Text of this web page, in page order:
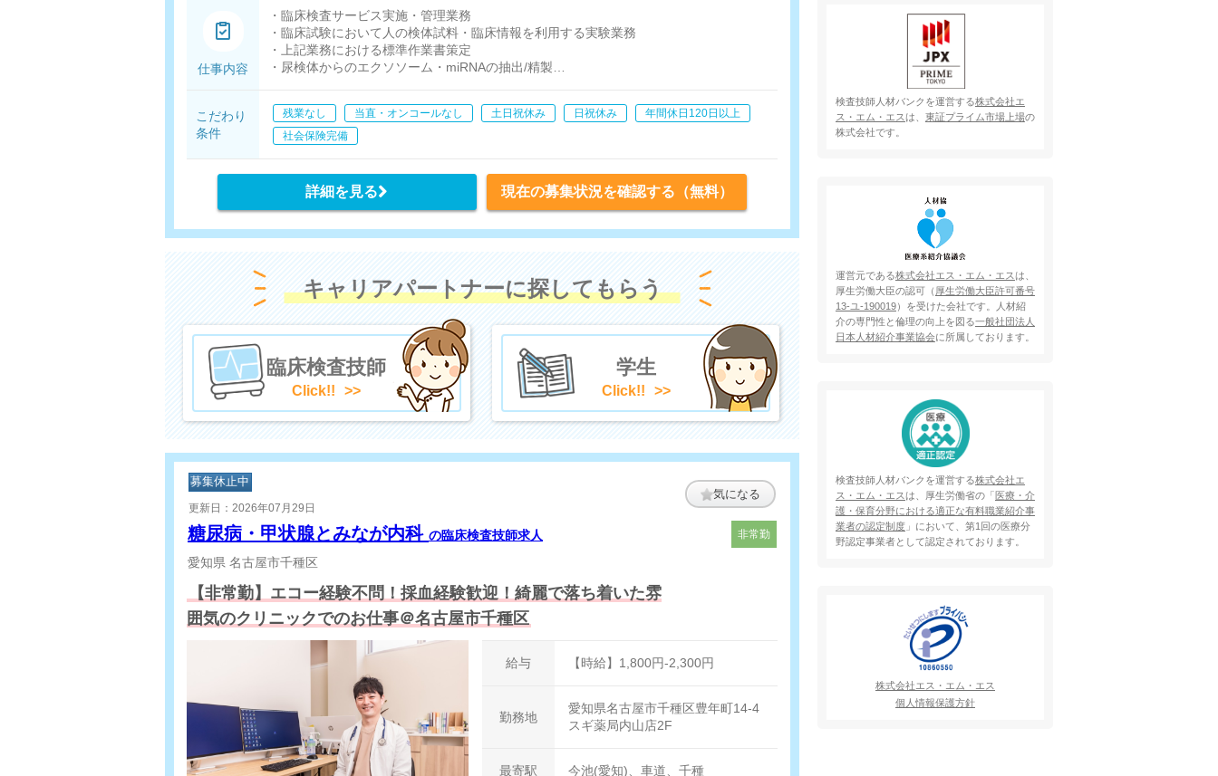
仕事内容
・臨床検査サービス実施・管理業務
・臨床試験において人の検体試料・臨床情報を利用する実験業務
・上記業務における標準作業書策定
・尿検体からのエクソソーム・miRNAの抽出/精製
・miRNA/タンパク質の定量分析
こだわり
条件
残業なし 当直・オンコールなし 土日祝休み 日祝休み
年間休日120日以上
社会保険完備
詳細を見る 現在の募集状況を確認する（無料）
キャリアパートナーに探してもらう
臨床検査技師
Click!!
学生
Click!!
募集休止中
更新日：2026年07月29日
気になる
糖尿病・甲状腺とみなが内科 の臨床検査技師求人 非常勤
愛知県 名古屋市千種区
【非常勤】エコー経験不問！採血経験歓迎！綺麗で落ち着いた雰
囲気のクリニックでのお仕事＠名古屋市千種区
給与 【時給】1,800円-2,300円
勤務地
愛知県名古屋市千種区豊年町14-4
スギ薬局内山店2F
最寄駅 今池(愛知)、車道、千種
検査技師人材バンクを運営する株式会社エ
ス・エム・エスは、 東証プライム市場上場の
株式会社です。
運営元である株式会社エス・エム・エスは、
厚生労働大臣の認可（ 厚生労働大臣許可番号
13-ユ-190019）を受けた会社です。人材紹
介の専門性と倫理の向上を図る一般社団法人
日本人材紹介事業協会に所属しております。
検査技師人材バンクを運営する株式会社エ
ス・エム・エスは、厚生労働省の「 医療・介
護・保育分野における適正な有料職業紹介事
業者の認定制度」において、第1回の医療分
野認定事業者として認定されております。
株式会社エス・エム・エス
個人情報保護方針